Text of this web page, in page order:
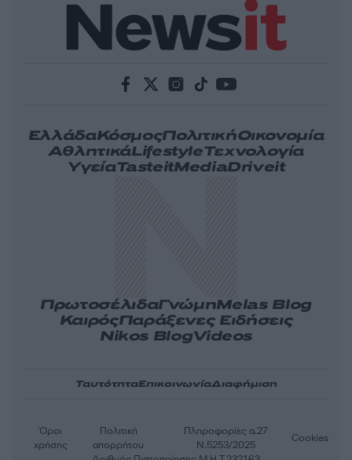
ΕλλάδαΚόσμοςΠολιτικήΟικονομία
ΑθλητικάLifestyleΤεχνολογία
ΥγείαTasteitMediaDriveit
ΠρωτοσέλιδαΓνώμηMelas Blog
ΚαιρόςΠαράξενες Ειδήσεις
Nikos BlogVideos
ΤαυτότηταΕπικοινωνίαΔιαφήμιση
Όροι
χρήσης
Πολιτική
απορρήτου
Πληροφορίες α.27
Ν.5253/2025
Cookies